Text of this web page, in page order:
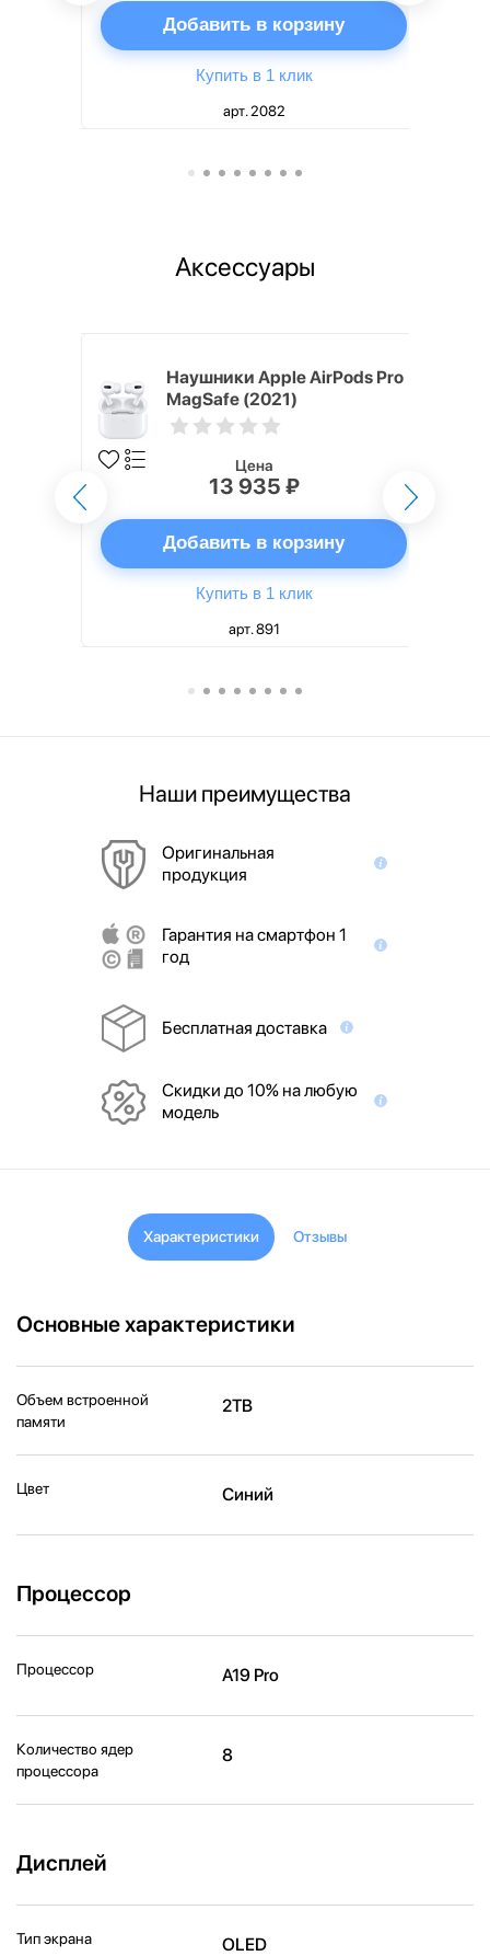
Добавить в корзину
Купить в 1 клик
арт. 2082
Аксессуары
Наушники Apple AirPods Pro
MagSafe (2021)
Цена
13 935 ₽
Добавить в корзину
Купить в 1 клик
арт. 891
Наши преимущества
Оригинальная
продукция
Гарантия на смартфон 1
год
Бесплатная доставка
Скидки до 10% на любую
модель
Характеристики Отзывы
Основные характеристики
Объем встроенной
памяти
2TB
Цвет Синий
Процессор
Процессор A19 Pro
Количество ядер
процессора
8
Дисплей
Тип экрана OLED